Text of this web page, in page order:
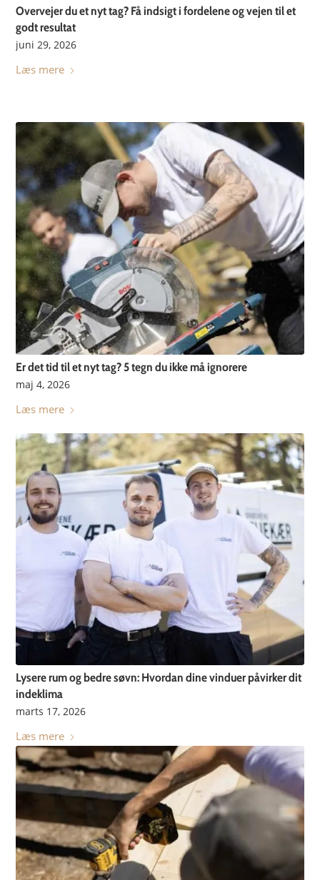
Overvejer du et nyt tag? Få indsigt i fordelene og vejen til et
godt resultat
juni 29, 2026
Læs mere
Er det tid til et nyt tag? 5 tegn du ikke må ignorere
maj 4, 2026
Læs mere
Lysere rum og bedre søvn: Hvordan dine vinduer påvirker dit
indeklima
marts 17, 2026
Læs mere